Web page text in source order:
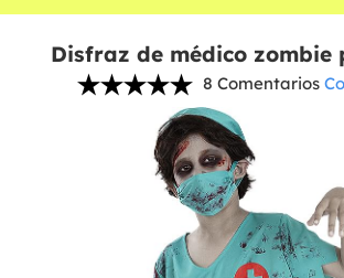
Disfraz de médico zombie
8 Comentarios